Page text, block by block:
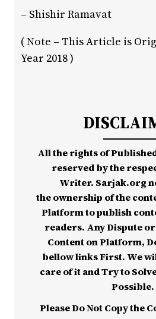
– Shishir Ramavat
( Note – This Article is
Year 2018 )
All the rights of
reserved by the
Writer. Sarjak.org
the ownership of the
Platform to publish
readers. Any Dispute
Content on Platform,
bellow links First. We
care of it and Try to
Possible.
Please Do Not Copy the